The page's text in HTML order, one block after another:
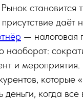
даёт
— налоговая
наоборот:
и
когда